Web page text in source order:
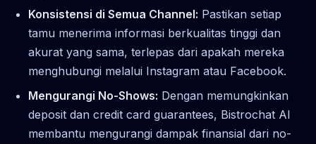
Konsistensi di Semua Channel: Pastikan setiap
tamu menerima informasi berkualitas tinggi dan
akurat yang sama, terlepas dari apakah mereka
menghubungi melalui Instagram atau Facebook.
Mengurangi No-Shows: Dengan memungkinkan
deposit dan credit card guarantees, Bistrochat AI
membantu mengurangi dampak finansial dari no-